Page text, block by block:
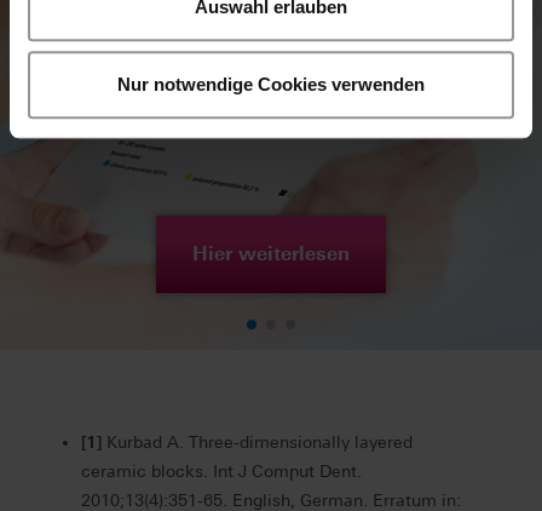
Auswahl erlauben
Nur notwendige Cookies verwenden
Hier weiterlesen
[1] Kurbad A. Three-dimensionally layered
ceramic blocks. Int J Comput Dent.
2010;13(4):351-65. English, German. Erratum in: